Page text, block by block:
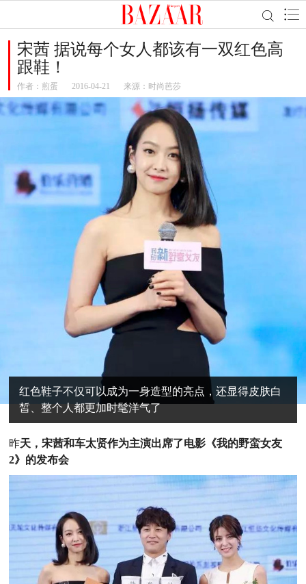
宋茜 据说每个女人都该有一双红色高
跟鞋！
作者： 煎蛋 2016-04-21 来源：时尚芭莎
红色鞋子不仅可以成为一身造型的亮点，还显得皮肤白
皙、整个人都更加时髦洋气了
昨天，宋茜和车太贤作为主演出席了电影《我的野蛮女友
2》的发布会